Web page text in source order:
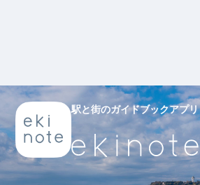
駅と街のガイドブックアプリ